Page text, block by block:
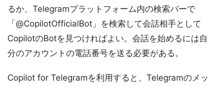
るか、Telegramプラットフォーム内の検索バーで
「@CopilotOfficialBot」を検索して会話相手として
CopilotのBotを見つければよい。会話を始めるには自
分のアカウントの電話番号を送る必要がある。
Copilot for Telegramを利用すると、Telegramのメッ